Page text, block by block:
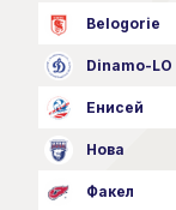
Belogorie
Dinamo-LO
Енисей
Нова
Факел